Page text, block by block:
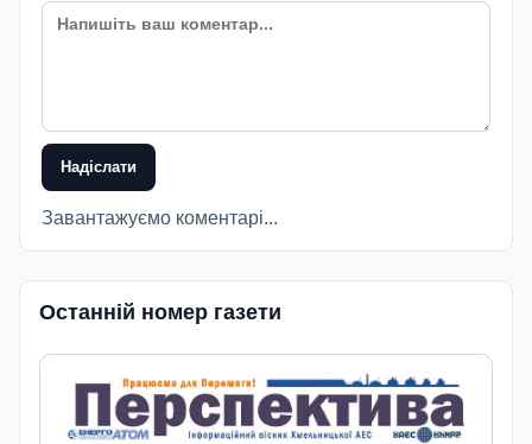
Надіслати
Завантажуємо коментарі...
Останній номер газети